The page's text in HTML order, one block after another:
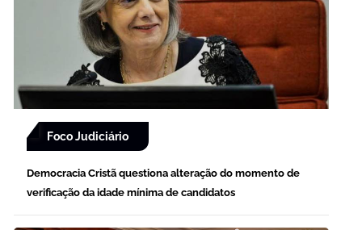
Foco Judiciário
Democracia Cristã questiona alteração do momento de
verificação da idade mínima de candidatos